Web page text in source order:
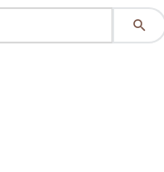
